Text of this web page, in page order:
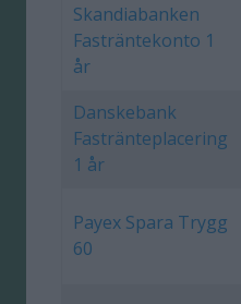
Skandiabanken
Fasträntekonto 1
år
Danskebank
Fastränteplacering
1 år
Payex Spara Trygg
60